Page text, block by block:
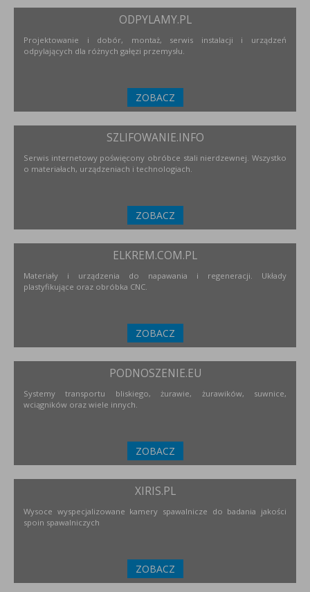
ODPYLAMY.PL
Projektowanie i dobór, montaż, serwis instalacji i urządzeń
odpylających dla różnych gałęzi przemysłu.
ZOBACZ
SZLIFOWANIE.INFO
Serwis internetowy poświęcony obróbce stali nierdzewnej. Wszystko
o materiałach, urządzeniach i technologiach.
ZOBACZ
ELKREM.COM.PL
Materiały i urządzenia do napawania i regeneracji. Układy
plastyfikujące oraz obróbka CNC.
ZOBACZ
PODNOSZENIE.EU
Systemy transportu bliskiego, żurawie, żurawików, suwnice,
wciągników oraz wiele innych.
ZOBACZ
XIRIS.PL
Wysoce wyspecjalizowane kamery spawalnicze do badania jakości
spoin spawalniczych
ZOBACZ